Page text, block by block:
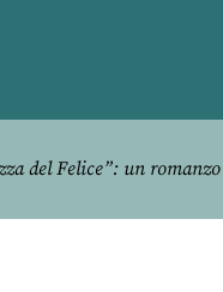
del Felice”: un